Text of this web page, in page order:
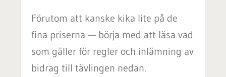
Förutom att kanske kika lite på de
fina priserna — börja med att läsa vad
som gäller för regler och inlämning av
bidrag till tävlingen nedan.